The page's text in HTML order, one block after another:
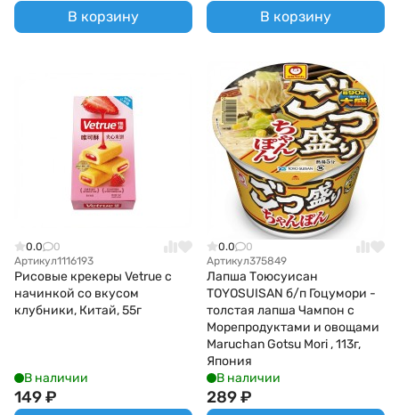
В корзину В корзину
0.0
0
Артикул1116193
Рисовые крекеры Vetrue с
начинкой со вкусом
клубники, Китай, 55г
В наличии
149₽
0.0
0
Артикул375849
Лапша Тоюсуисан
TOYOSUISAN б/п Гоцумори -
толстая лапша Чампон с
Морепродуктами и овощами
Maruchan Gotsu Mori , 113г,
Япония
В наличии
289₽